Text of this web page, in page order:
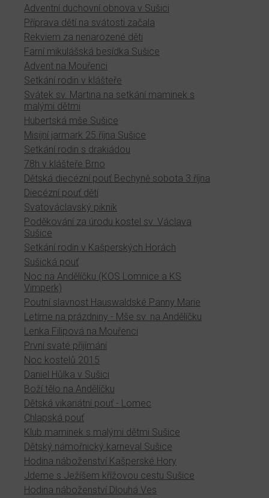
Adventní duchovní obnova v Sušici
Příprava dětí na svátosti začala
Rekviem za nenarozené děti
Farní mikulášská besídka Sušice
Advent na Mouřenci
Setkání rodin v klášteře
Svátek sv. Martina na setkání maminek s
malými dětmi
Hubertská mše Sušice
Misijní jarmark 25.října Sušice
Setkání rodin s drakiádou
78h v klášteře Brno
Dětská diecézní pouť Bechyně sobota 3.října
Diecézní pouť dětí
Svatováclavský piknik
Poděkování za úrodu kostel sv. Václava
Sušice
Setkání rodin v Kašperských Horách
Sušická pouť
Noc na Andělíčku (KOS Lomnice a KS
Vimperk)
Poutní slavnost Hauswaldské Panny Marie
Letíme na prázdniny - Mše sv. na Andělíčku
Lenka Filipová na Mouřenci
První svaté přijímání
Noc kostelů 2015
Daniel Hůlka v Sušici
Boží tělo na Andělíčku
Dětská vikariátní pouť - Lomec
Chlapská pouť
Klub maminek s malými dětmi Sušice
Dětský námořnický karneval Sušice
Hodina náboženství Kašperské Hory
Jdeme s Ježíšem křížovou cestu Sušice
Hodina náboženství Dlouhá Ves